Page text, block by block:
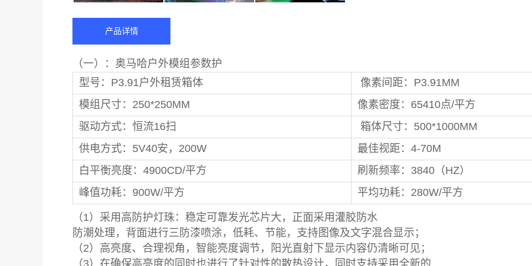
产品详情
（一）：奥马哈户外模组参数护
型号：P3.91户外租赁箱体
像素间距：P3.91MM
模组尺寸：250*250MM
像素密度：65410点/平方
驱动方式：恒流16扫
箱体尺寸：500*1000MM
供电方式：5V40安，200W
最佳视距：4-70M
白平衡亮度：4900CD/平方
刷新频率：3840（HZ）
峰值功耗：900W/平方
平均功耗：280W/平方
（1）采用高防护灯珠：稳定可靠发光芯片大，正面采用灌胶防水
防潮处理，背面进行三防漆喷涂，低耗、节能，支持图像及文字混合显示；
（2）高亮度、合理视角，智能亮度调节，阳光直射下显示内容仍清晰可见；